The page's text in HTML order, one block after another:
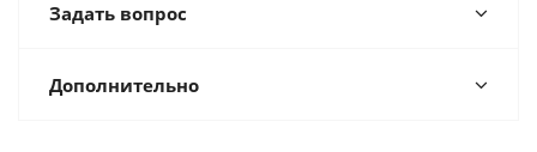
Задать вопрос
Дополнительно